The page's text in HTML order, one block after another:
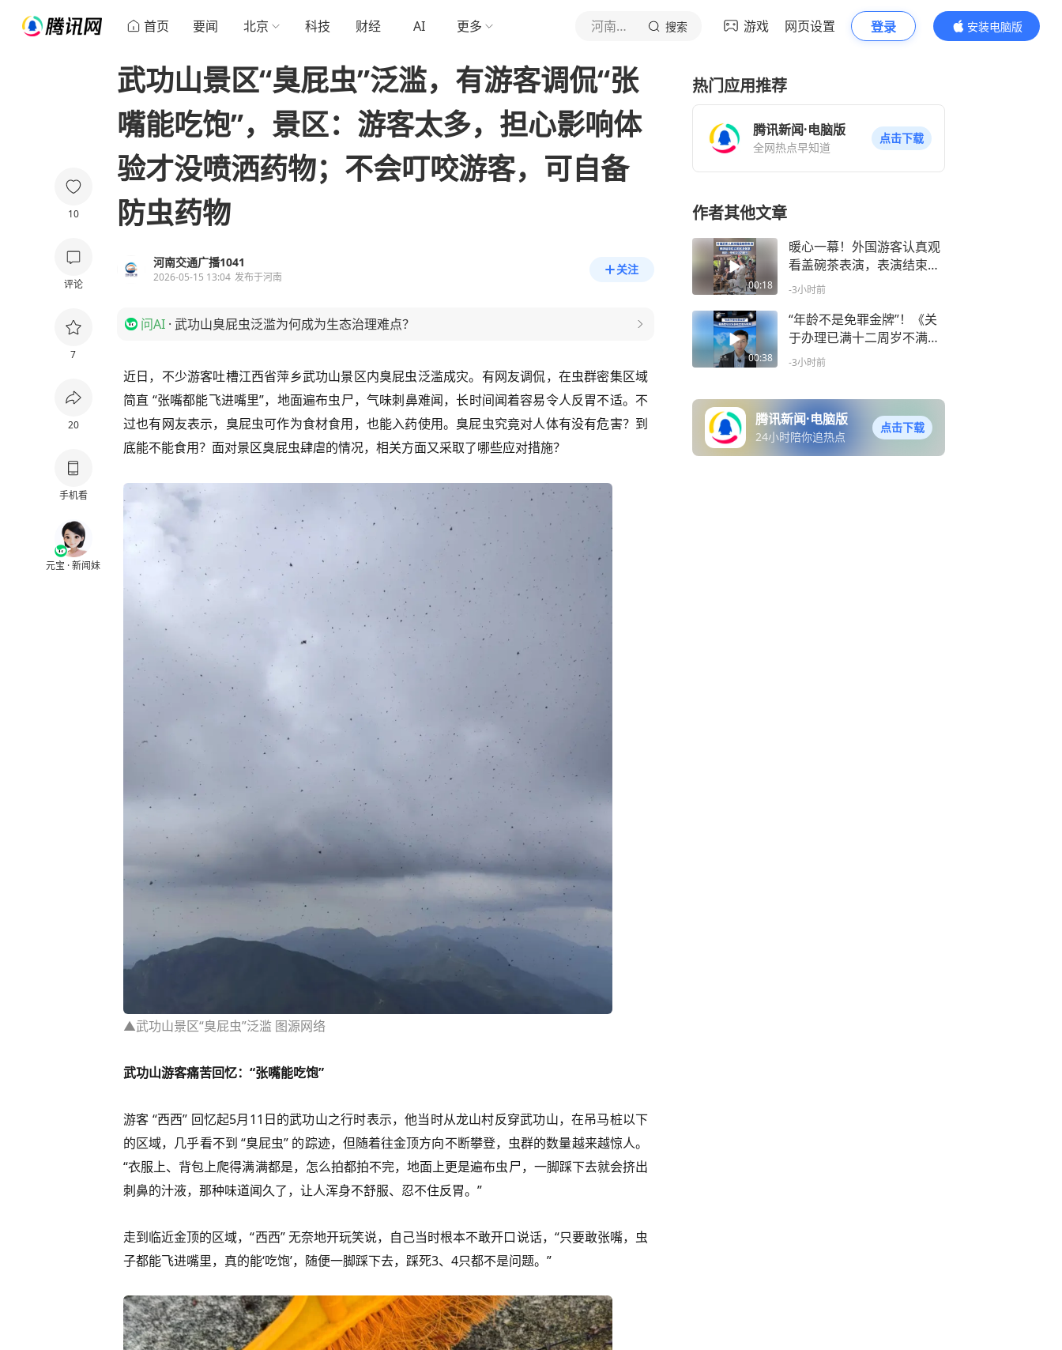
首页 要闻 北京 科技 财经 AI 更多 河南交通广播1041 搜索 游戏 网页设置 登录
安装电脑版
内容更精彩
10
评论
7
20
手机看
元宝 · 新闻妹
武功山景区“臭屁虫”泛滥，有游客调侃“张
嘴能吃饱”，景区：游客太多，担心影响体
验才没喷洒药物；不会叮咬游客，可自备
防虫药物
河南交通广播1041
2026-05-15 13:04 发布于河南
关注
问AI · 武功山臭屁虫泛滥为何成为生态治理难点？
近日，不少游客吐槽江西省萍乡武功山景区内臭屁虫泛滥成灾。有网友调侃，在虫群密集区域
简直 “张嘴都能飞进嘴里”，地面遍布虫尸，气味刺鼻难闻，长时间闻着容易令人反胃不适。不
过也有网友表示，臭屁虫可作为食材食用，也能入药使用。臭屁虫究竟对人体有没有危害？到
底能不能食用？面对景区臭屁虫肆虐的情况，相关方面又采取了哪些应对措施？
▲武功山景区“臭屁虫”泛滥 图源网络
武功山游客痛苦回忆：“张嘴能吃饱”
游客 “西西” 回忆起5月11日的武功山之行时表示，他当时从龙山村反穿武功山，在吊马桩以下
的区域，几乎看不到 “臭屁虫” 的踪迹，但随着往金顶方向不断攀登，虫群的数量越来越惊人。
“衣服上、背包上爬得满满都是，怎么拍都拍不完，地面上更是遍布虫尸，一脚踩下去就会挤出
刺鼻的汁液，那种味道闻久了，让人浑身不舒服、忍不住反胃。”
走到临近金顶的区域，“西西” 无奈地开玩笑说，自己当时根本不敢开口说话，“只要敢张嘴，虫
子都能飞进嘴里，真的能‘吃饱’，随便一脚踩下去，踩死3、4只都不是问题。”
热门应用推荐
腾讯新闻·电脑版
全网热点早知道
点击下载
作者其他文章
00:18
暖心一幕！外国游客认真观
看盖碗茶表演，表演结束后
立即起身鼓掌，网友：传统
-3小时前
00:38
“年龄不是免罪金牌”！《关
于办理已满十二周岁不满十
四周岁未成年人严重暴力犯
-3小时前
腾讯新闻·电脑版
24小时陪你追热点
点击下载